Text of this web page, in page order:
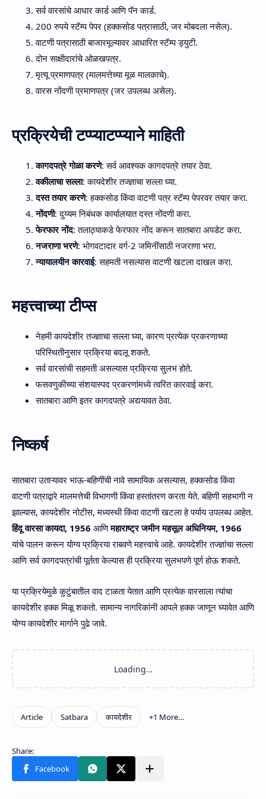
सर्व वारसांचे आधार कार्ड आणि पॅन कार्ड.
200 रुपये स्टॅम्प पेपर (हक्कसोड पत्रासाठी, जर मोबदला नसेल).
वाटणी पत्रासाठी बाजारमूल्यावर आधारित स्टॅम्प ड्युटी.
दोन साक्षीदारांचे ओळखपत्र.
मृत्यू प्रमाणपत्र (मालमत्तेच्या मूळ मालकाचे).
वारस नोंदणी प्रमाणपत्र (जर उपलब्ध असेल).
प्रक्रियेची टप्प्याटप्प्याने माहिती
कागदपत्रे गोळा करणे: सर्व आवश्यक कागदपत्रे तयार ठेवा.
वकीलाचा सल्ला: कायदेशीर तज्ज्ञाचा सल्ला घ्या.
दस्त तयार करणे: हक्कसोड किंवा वाटणी पत्र स्टॅम्प पेपरवर तयार करा.
नोंदणी: दुय्यम निबंधक कार्यालयात दस्त नोंदणी करा.
फेरफार नोंद: तलाठ्याकडे फेरफार नोंद करून सातबारा अपडेट करा.
नजराणा भरणे: भोगवटादार वर्ग-2 जमिनींसाठी नजराणा भरा.
न्यायालयीन कारवाई: सहमती नसल्यास वाटणी खटला दाखल करा.
महत्त्वाच्या टीप्स
नेहमी कायदेशीर तज्ज्ञाचा सल्ला घ्या, कारण प्रत्येक प्रकरणाच्या
परिस्थितीनुसार प्रक्रिया बदलू शकते.
सर्व वारसांची सहमती असल्यास प्रक्रिया सुलभ होते.
फसवणुकीच्या संशयास्पद प्रकरणांमध्ये त्वरित कारवाई करा.
सातबारा आणि इतर कागदपत्रे अद्ययावत ठेवा.
निष्कर्ष
सातबारा उताऱ्यावर भाऊ-बहिणींची नावे सामायिक असल्यास, हक्कसोड किंवा
वाटणी पत्राद्वारे मालमत्तेची विभागणी किंवा हस्तांतरण करता येते. बहिणी सहभागी न
झाल्यास, कायदेशीर नोटीस, मध्यस्थी किंवा वाटणी खटला हे पर्याय उपलब्ध आहेत.
हिंदू वारसा कायदा, 1956 आणिमहाराष्ट्र जमीन महसूल अधिनियम, 1966
यांचे पालन करून योग्य प्रक्रिया राबवणे महत्त्वाचे आहे. कायदेशीर तज्ज्ञांचा सल्ला
आणि सर्व कागदपत्रांची पूर्तता केल्यास ही प्रक्रिया सुलभपणे पूर्ण होऊ शकते.
या प्रक्रियेमुळे कुटुंबातील वाद टाळता येतात आणि प्रत्येक वारसाला त्यांचा
कायदेशीर हक्क मिळू शकतो. सामान्य नागरिकांनी आपले हक्क जाणून घ्यावेत आणि
योग्य कायदेशीर मार्गाने पुढे जावे.